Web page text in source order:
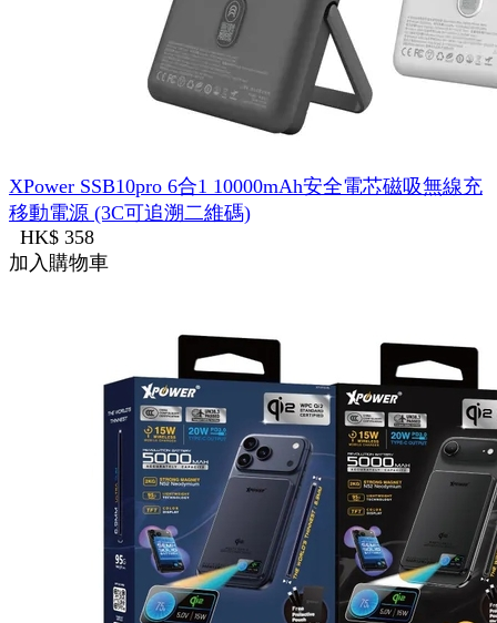
XPower SSB10pro 6合1 10000mAh安全電芯磁吸無線充
移動電源 (3C可追溯二維碼)
HK$ 358
加入購物車